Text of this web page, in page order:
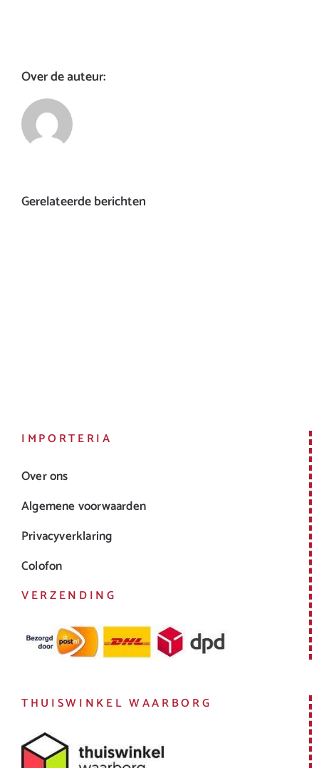
Over de auteur:
Gerelateerde berichten
IMPORTERIA
Over ons
Algemene voorwaarden
Privacyverklaring
Colofon
VERZENDING
THUISWINKEL WAARBORG